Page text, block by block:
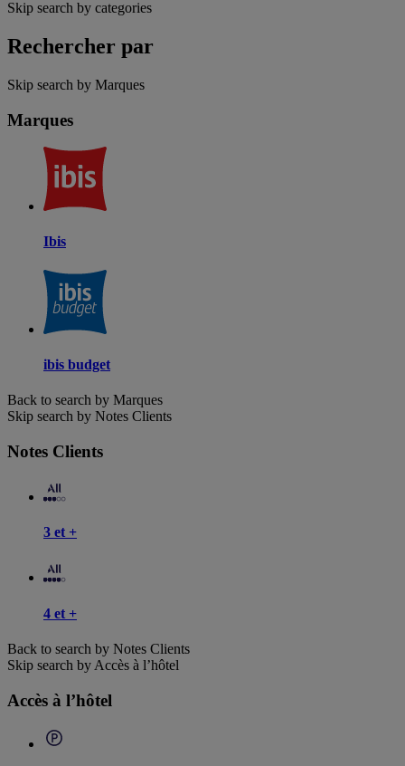
Skip search by categories
Rechercher par
Skip search by Marques
Marques
Ibis
ibis budget
Back to search by Marques
Skip search by Notes Clients
Notes Clients
3 et +
4 et +
Back to search by Notes Clients
Skip search by Accès à l’hôtel
Accès à l’hôtel